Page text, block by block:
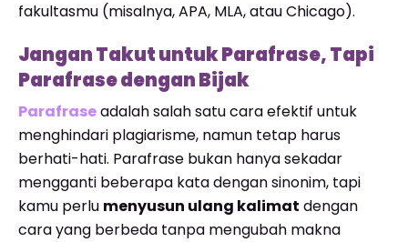
fakultasmu (misalnya, APA, MLA, atau Chicago).
Jangan Takut untuk Parafrase, Tapi
Parafrase dengan Bijak
Parafraseadalah salah satu cara efektif untuk
menghindari plagiarisme, namun tetap harus
berhati-hati. Parafrase bukan hanya sekadar
mengganti beberapa kata dengan sinonim, tapi
kamu perlu menyusun ulang kalimat dengan
cara yang berbeda tanpa mengubah makna